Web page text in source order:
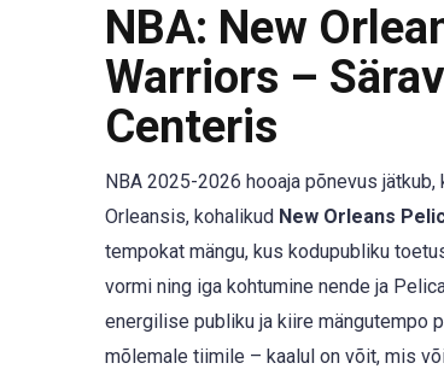
NBA: New
Warriors –
Centeris
NBA 2025-2026 hooaja põnevus
Orleansis, kohalikud New Orleans
tempokat mängu, kus kodupubliku
vormi ning iga kohtumine nende ja
energilise publiku ja kiire mängutempo
mõlemale tiimile – kaalul on võit, mis